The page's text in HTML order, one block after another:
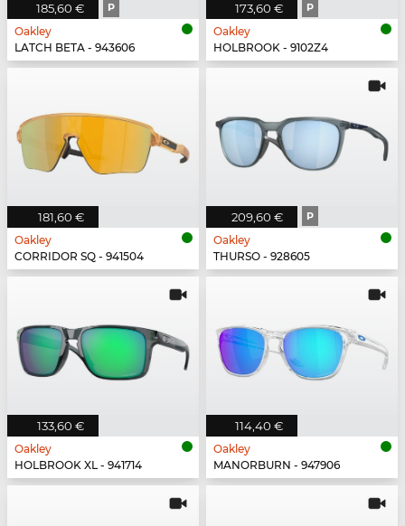
185,60 € P
Oakley
LATCH BETA - 943606
173,60 € P
Oakley
HOLBROOK - 9102Z4
181,60 €
Oakley
CORRIDOR SQ - 941504
209,60 € P
Oakley
THURSO - 928605
133,60 €
Oakley
HOLBROOK XL - 941714
114,40 €
Oakley
MANORBURN - 947906